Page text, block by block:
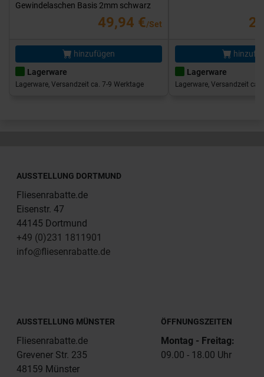
Gewindelaschen Basis 2mm schwarz
49,94 €/Set
hinzufügen
Lagerware
Lagerware, Versandzeit ca. 7-9 Werktage
Lagerware
Lagerware, Versandzeit ca.
AUSSTELLUNG DORTMUND
Fliesenrabatte.de
Eisenstr. 47
44145 Dortmund
+49 (0)231 1811901
info@fliesenrabatte.de
AUSSTELLUNG MÜNSTER
Fliesenrabatte.de
Grevener Str. 235
48159 Münster
ÖFFNUNGSZEITEN
Montag - Freitag:
09.00 - 18.00 Uhr